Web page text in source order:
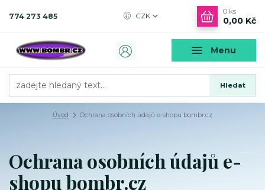
Menu
CZK
Hledat
774 273 485
0 ks
0,00 Kč
Úvod Ochrana osobních údajů e-shopu bombr.cz
Ochrana osobních údajů e-
shopu bombr.cz